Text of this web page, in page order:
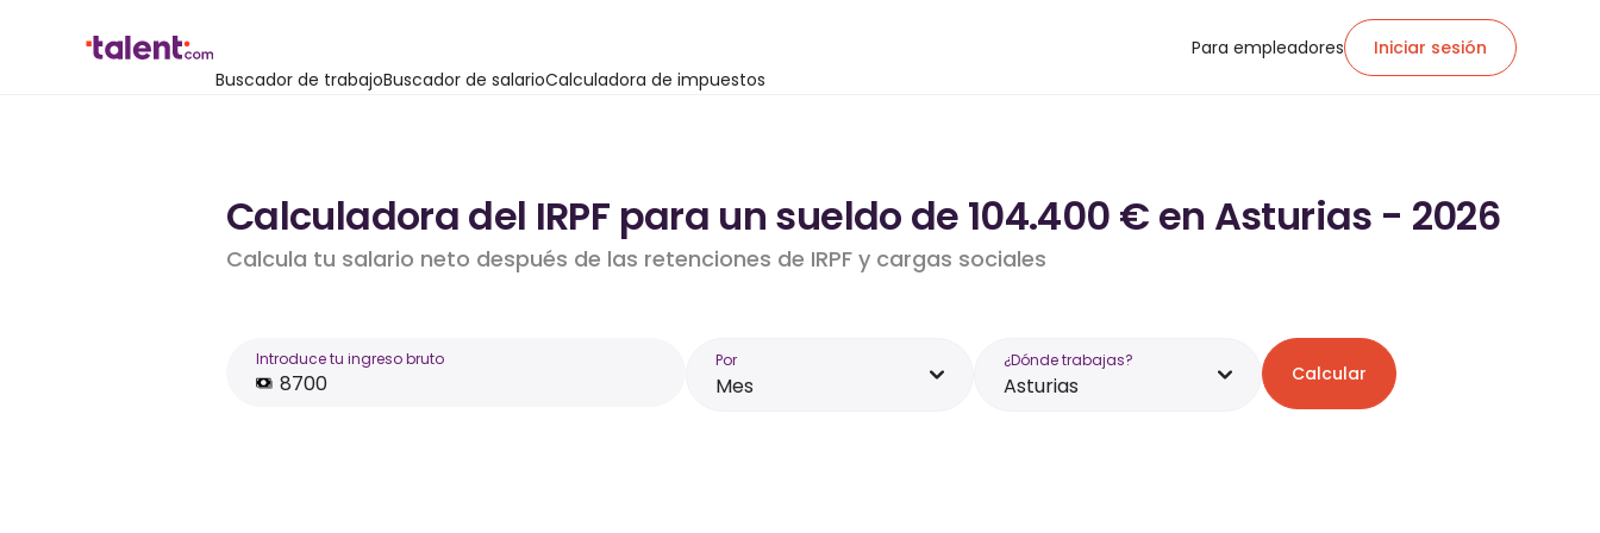
Buscador de trabajoBuscador de salarioCalculadora de impuestos
Para empleadores Iniciar sesión
Calculadora del IRPF para un sueldo de 104.400 € en Asturias - 2026
Calcula tu salario neto después de las retenciones de IRPF y cargas sociales
Introduce tu ingreso bruto Por
Mes
¿Dónde trabajas?
Asturias Calcular